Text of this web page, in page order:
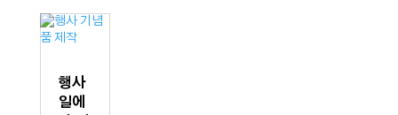
행사
일에